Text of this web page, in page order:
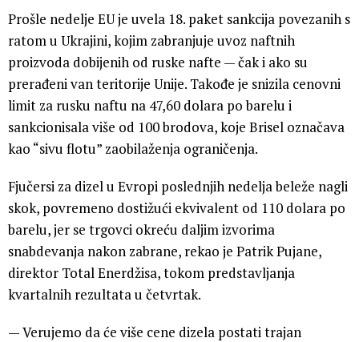
Prošle nedelje EU je uvela 18. paket sankcija povezanih s
ratom u Ukrajini, kojim zabranjuje uvoz naftnih
proizvoda dobijenih od ruske nafte — čak i ako su
prerađeni van teritorije Unije. Takođe je snizila cenovni
limit za rusku naftu na 47,60 dolara po barelu i
sankcionisala više od 100 brodova, koje Brisel označava
kao “sivu flotu” zaobilaženja ograničenja.
Fjučersi za dizel u Evropi poslednjih nedelja beleže nagli
skok, povremeno dostižući ekvivalent od 110 dolara po
barelu, jer se trgovci okreću daljim izvorima
snabdevanja nakon zabrane, rekao je Patrik Pujane,
direktor Total Enerdžisa, tokom predstavljanja
kvartalnih rezultata u četvrtak.
— Verujemo da će više cene dizela postati trajan